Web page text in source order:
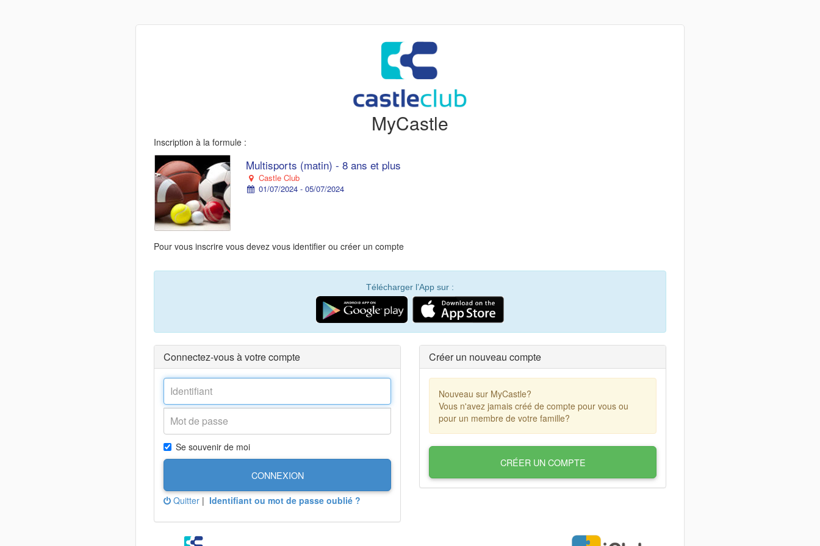
MyCastle
Inscription à la formule :
Multisports (matin) - 8 ans et plus
Castle Club
01/07/2024 - 05/07/2024
Pour vous inscrire vous devez vous identifier ou créer un compte
Télécharger l’App sur :
Connectez-vous à votre compte
Se souvenir de moi
CONNEXION
Quitter | Identifiant ou mot de passe oublié ?
Créer un nouveau compte
Nouveau sur MyCastle?
Vous n'avez jamais créé de compte pour vous ou
pour un membre de votre famille?
CRÉER UN COMPTE